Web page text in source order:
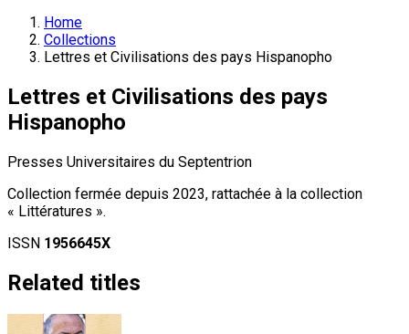
Home
Collections
Lettres et Civilisations des pays Hispanopho
Lettres et Civilisations des pays
Hispanopho
Presses Universitaires du Septentrion
Collection fermée depuis 2023, rattachée à la collection
« Littératures ».
ISSN 1956645X
Related titles